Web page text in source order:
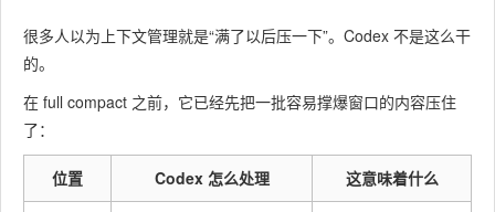
很多人以为上下文管理就是“满了以后压一下”。Codex 不是这么干
的。
在 full compact 之前，它已经先把一批容易撑爆窗口的内容压住
了：
位置 Codex 怎么处理 这意味着什么